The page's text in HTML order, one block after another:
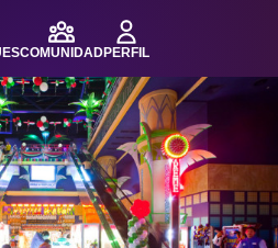
COMUNIDADPERFIL